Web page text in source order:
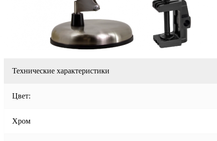
Технические характеристики
Цвет:
Хром